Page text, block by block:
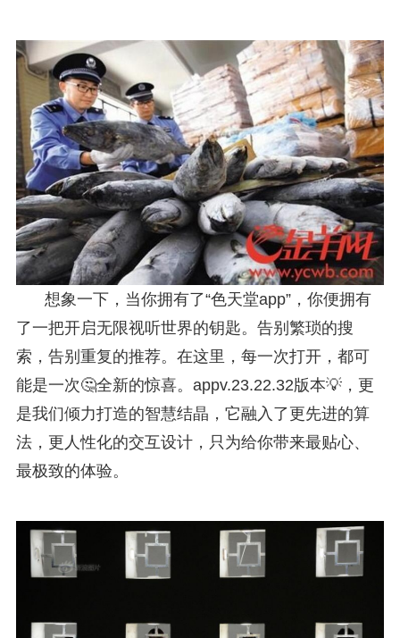
想象一下，当你拥有了“色天堂app”，你便拥有
了一把开启无限视听世界的钥匙。告别繁琐的搜
索，告别重复的推荐。在这里，每一次打开，都可
能是一次🤔全新的惊喜。appv.23.22.32版本💡，更
是我们倾力打造的智慧结晶，它融入了更先进的算
法，更人性化的交互设计，只为给你带来最贴心、
最极致的体验。